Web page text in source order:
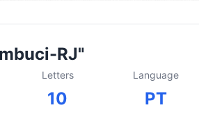
RJ"
Letters
10
Language
PT